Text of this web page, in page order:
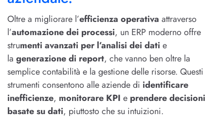
Oltre a migliorare l’efficienza operativa attraverso
l’automazione dei processi, un ERP moderno offre
strumenti avanzati per l’analisi dei dati e
la generazione di report, che vanno ben oltre la
semplice contabilità e la gestione delle risorse. Questi
strumenti consentono alle aziende di identificare
inefficienze, monitorare KPI e prendere decisioni
basate su dati, piuttosto che su intuizioni.